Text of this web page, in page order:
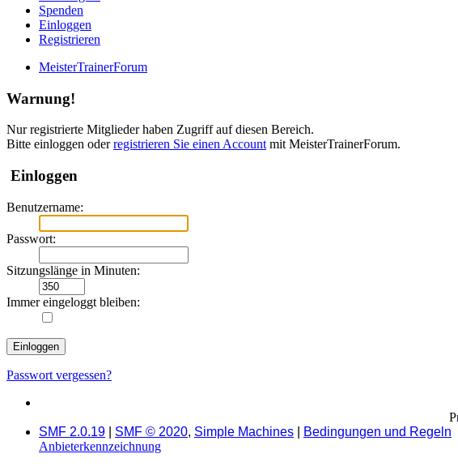
Spenden
Einloggen
Registrieren
MeisterTrainerForum
Warnung!
Nur registrierte Mitglieder haben Zugriff auf diesen Bereich.
Bitte einloggen oderregistrieren Sie einen Account mit MeisterTrainerForum.
Einloggen
Benutzername:
Passwort:
Sitzungslänge in Minuten:
Immer eingeloggt bleiben:
Passwort vergessen?
SMF 2.0.19
SMF © 2020, Simple Machines
Bedingungen und Regeln
Anbieterkennzeichnung